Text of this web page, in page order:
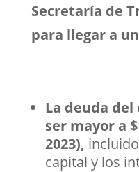
Secretaría de
para llegar a
La deuda
ser mayor a
2023),
capital y los